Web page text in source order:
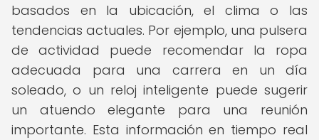
basados en la ubicación, el clima o las
tendencias actuales. Por ejemplo, una pulsera
de actividad puede recomendar la ropa
adecuada para una carrera en un día
soleado, o un reloj inteligente puede sugerir
un atuendo elegante para una reunión
importante. Esta información en tiempo real